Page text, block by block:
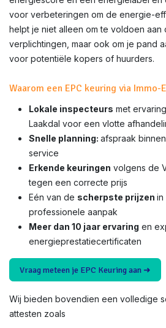
voor verbeteringen om de energie-
helpt je niet alleen om te voldoen aan
verplichtingen, maar ook om je pand
voor potentiële kopers of huurders.
Waarom een EPC keuring via Immo-
Lokale inspecteurs met
Laakdal voor een vlotte
Snelle planning: afspraak
service
Erkende keuringen volgens de
tegen een correcte prijs
Eén van de scherpste prijzen in
professionele aanpak
Meer dan 10 jaar ervaring en
energieprestatiecertificaten
Vraag meteen je EPC Keuring aan ➜
Wij bieden bovendien een volledige
attesten zoals